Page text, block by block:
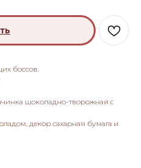
боссов.
шоколадно-творожная с
декор сахарная бумага и